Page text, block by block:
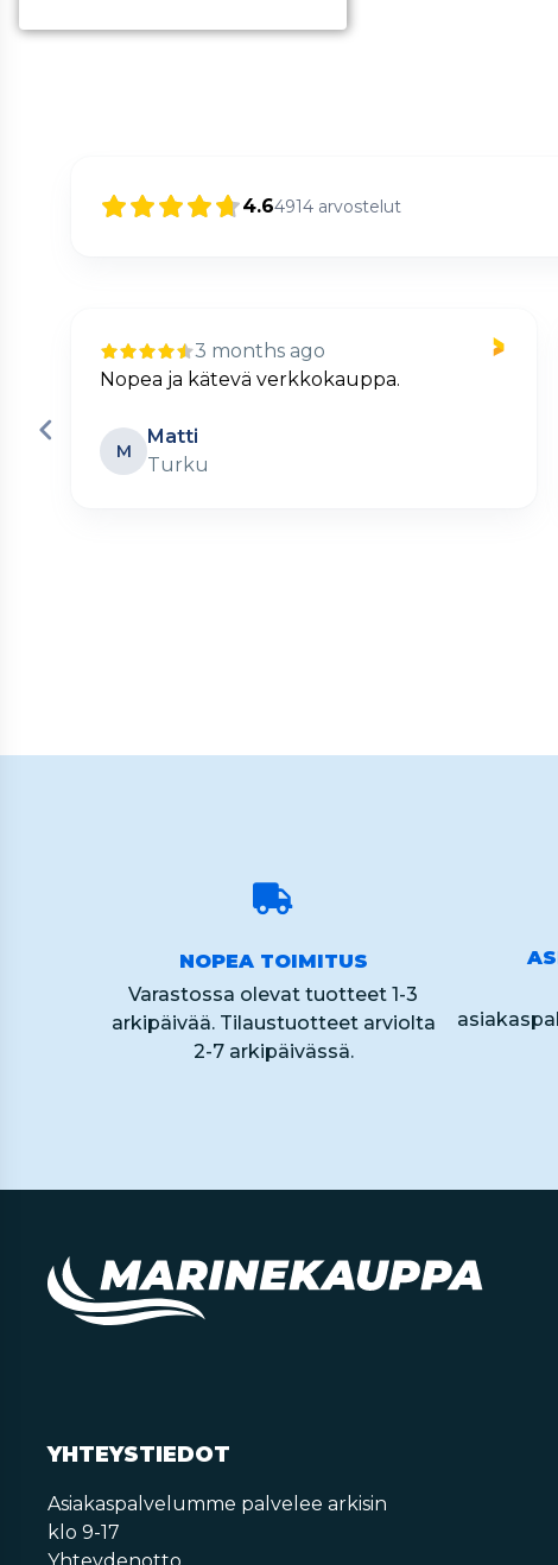
4.64914 arvostelut
3 months ago
Nopea ja kätevä verkkokauppa.
M
Matti
Turku
NOPEA TOIMITUS
Varastossa olevat tuotteet 1-3
arkipäivää. Tilaustuotteet arviolta
2-7 arkipäivässä.
YHTEYSTIEDOT
Asiakaspalvelumme palvelee arkisin
klo 9-17